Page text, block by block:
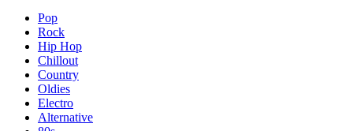
Pop
Rock
Hip Hop
Chillout
Country
Oldies
Electro
Alternative